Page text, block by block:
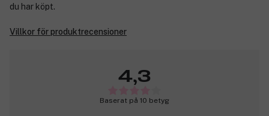
du har köpt.
Villkor för produktrecensioner
4,3
Baserat på 10 betyg